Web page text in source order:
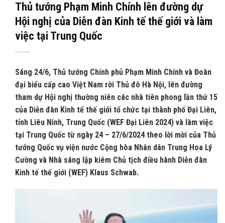
Thủ tướng Phạm Minh Chính lên đường dự
Hội nghị của Diễn đàn Kinh tế thế giới và làm
việc tại Trung Quốc
Sáng 24/6, Thủ tướng Chính phủ Phạm Minh Chính và Đoàn
đại biểu cấp cao Việt Nam rời Thủ đô Hà Nội, lên đường
tham dự Hội nghị thường niên các nhà tiên phong lần thứ 15
của Diễn đàn Kinh tế thế giới tổ chức tại thành phố Đại Liên,
tỉnh Liêu Ninh, Trung Quốc (WEF Đại Liên 2024) và làm việc
tại Trung Quốc từ ngày 24 – 27/6/2024 theo lời mời của Thủ
tướng Quốc vụ viện nước Cộng hòa Nhân dân Trung Hoa Lý
Cường và Nhà sáng lập kiêm Chủ tịch điều hành Diễn đàn
Kinh tế thế giới (WEF) Klaus Schwab.